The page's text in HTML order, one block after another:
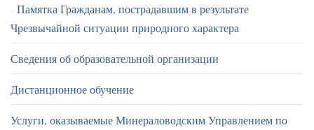
Памятка Гражданам, пострадавшим в результате
Чрезвычайной ситуации природного характера
Сведения об образовательной организации
Дистанционное обучение
Услуги, оказываемые Минераловодским Управлением по